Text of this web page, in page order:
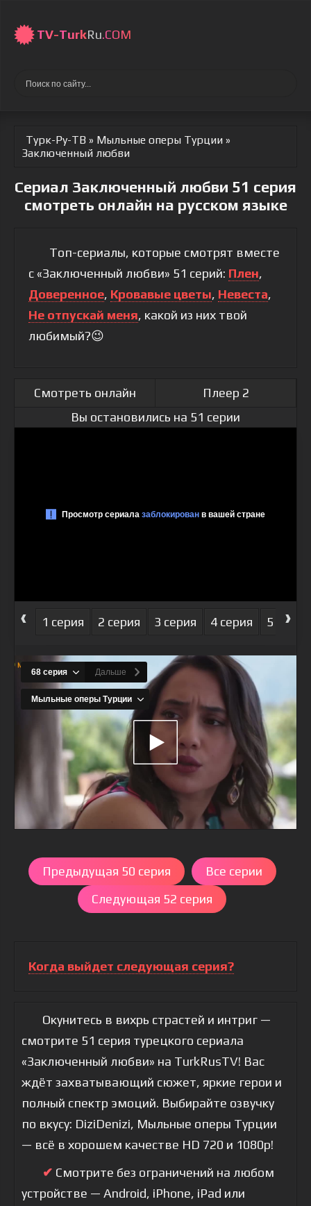
TV-TurkRu.COM
Турк-Ру-ТВ » Мыльные оперы Турции »
Заключенный любви
Сериал Заключенный любви 51 серия
смотреть онлайн на русском языке
Топ-сериалы, которые смотрят вместе
с «Заключенный любви» 51 серий: Плен,
Доверенное, Кровавые цветы, Невеста,
Не отпускай меня, какой из них твой
любимый?😉
Смотреть онлайн
Плеер 2
Вы остановились на 51 серии
‹ 1 серия 2 серия 3 серия 4 серия 5 серия
›
Предыдущая 50 серия
Все серии
Следующая 52 серия
Когда выйдет следующая серия?
Окунитесь в вихрь страстей и интриг —
смотрите 51 серия турецкого сериала
«Заключенный любви» на TurkRusTV! Вас
ждёт захватывающий сюжет, яркие герои и
полный спектр эмоций. Выбирайте озвучку
по вкусу: DiziDenizi, Мыльные оперы Турции
— всё в хорошем качестве HD 720 и 1080p!
✔ Смотрите без ограничений на любом
устройстве — Android, iPhone, iPad или